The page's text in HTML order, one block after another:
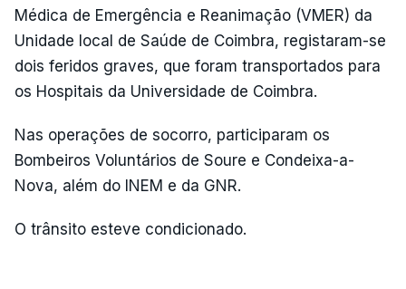
Médica de Emergência e Reanimação (VMER) da
Unidade local de Saúde de Coimbra, registaram-se
dois feridos graves, que foram transportados para
os Hospitais da Universidade de Coimbra.
Nas operações de socorro, participaram os
Bombeiros Voluntários de Soure e Condeixa-a-
Nova, além do INEM e da GNR.
O trânsito esteve condicionado.